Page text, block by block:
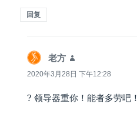
回复
老方
道：
2020年3月28日 下午12:28
? 领导器重你！能者多劳吧！